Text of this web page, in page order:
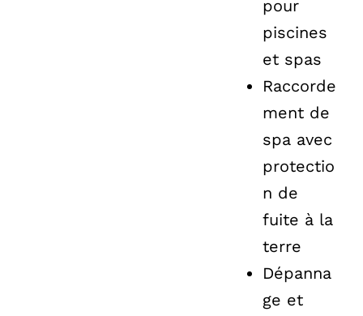
pour
piscines
et spas
Raccorde
ment de
spa avec
protectio
n de
fuite à la
terre
Dépanna
ge et